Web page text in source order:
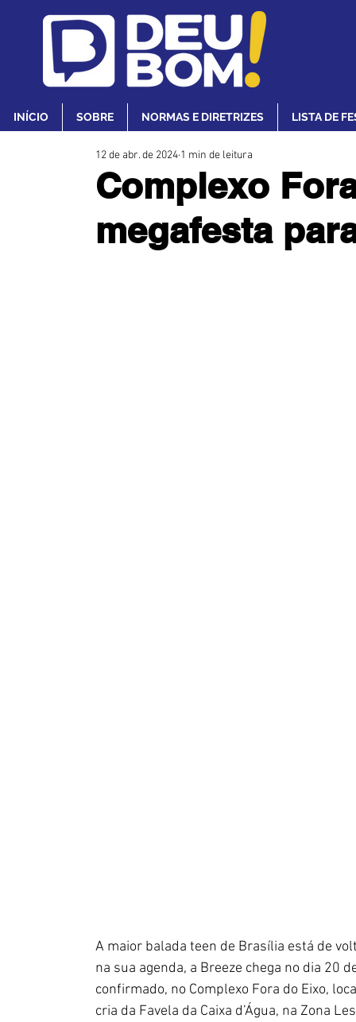
INÍCIO SOBRE NORMAS E DIRETRIZES LISTA DE
Complexo
megafesta
12 de abr. de 2024 1 min de leitura
A maior balada teen de Brasília está de
na sua agenda, a Breeze chega no dia 20
confirmado, no Complexo Fora do Eixo,
cria da Favela da Caixa d’Água, na Zona